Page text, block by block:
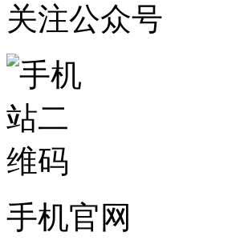
关注公众号
手机官网